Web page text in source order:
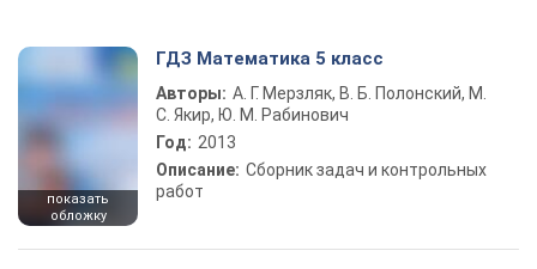
показать
обложку
ГДЗ Математика 5 класс
Авторы: А. Г. Мерзляк, В. Б. Полонский, М.
С. Якир, Ю. М. Рабинович
Год: 2013
Описание: Сборник задач и контрольных
работ